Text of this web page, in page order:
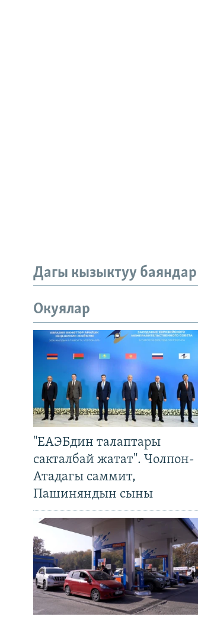
Дагы кызыктуу баяндар
Окуялар
"ЕАЭБдин талаптары
сакталбай жатат". Чолпон-
Атадагы саммит,
Пашиняндын сыны